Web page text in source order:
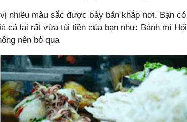
nhiều màu sắc được bày bán khắp nơi. Bạn có
cả lại rất vừa túi tiền của bạn như: Bánh mì Hội
nên bỏ qua